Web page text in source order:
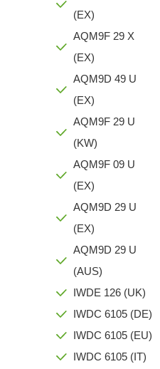
(EX)
AQM9F 29 X
(EX)
AQM9D 49 U
(EX)
AQM9F 29 U
(KW)
AQM9F 09 U
(EX)
AQM9D 29 U
(EX)
AQM9D 29 U
(AUS)
IWDE 126 (UK)
IWDC 6105 (DE)
IWDC 6105 (EU)
IWDC 6105 (IT)